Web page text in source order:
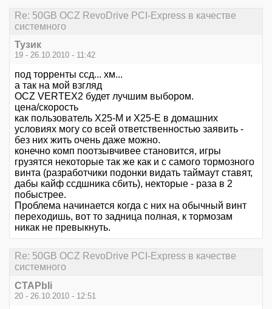
Re: 50GB OCZ RevoDrive PCI-Express в качестве
системного
Тузик
19 - 26.10.2010 - 11:42
под торренты ссд... хм...
а так на мой взгляд
OCZ VERTEX2 будет лучшим выбором.
цена/скорость
как пользователь X25-M и X25-E в домашних
условиях могу со всей ответственностью заявить -
без них жить очень даже можно.
конечно комп поотзывчивее становится, игры
грузятся некоторые так же как и с самого тормозного
винта (разработчики подонки видать таймаут ставят,
дабы кайф ссдшника сбить), некторые - раза в 2
побыстрее.
Проблема начинается когда с них на обычный винт
переходишь, вот то задница полная, к тормозам
никак не превыкнуть.
Re: 50GB OCZ RevoDrive PCI-Express в качестве
системного
CTAPbIi
20 - 26.10.2010 - 12:51